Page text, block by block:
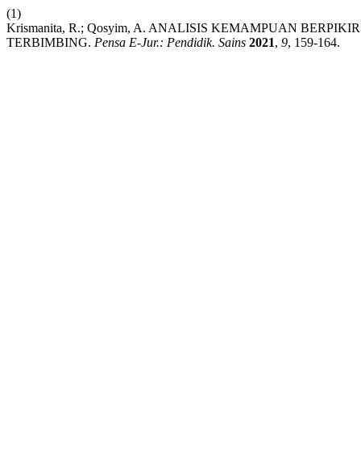
(1)
Krismanita, R.; Qosyim, A. ANALISIS KEMAMPUAN
TERBIMBING. Pensa E-Jur.: Pendidik. Sains 2021, 9, 159-164.